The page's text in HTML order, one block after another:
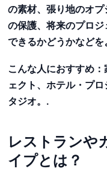
の素材、張り地のオ
の保護、将来のプロ
できるかどうかなど
こんな人におすすめ
ェクト、ホテル・プ
タジオ。.
レストランや
イプとは？